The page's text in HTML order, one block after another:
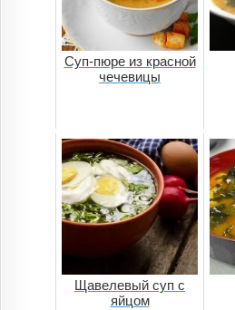
Суп-пюре из красной
чечевицы
Щавелевый суп с
яйцом